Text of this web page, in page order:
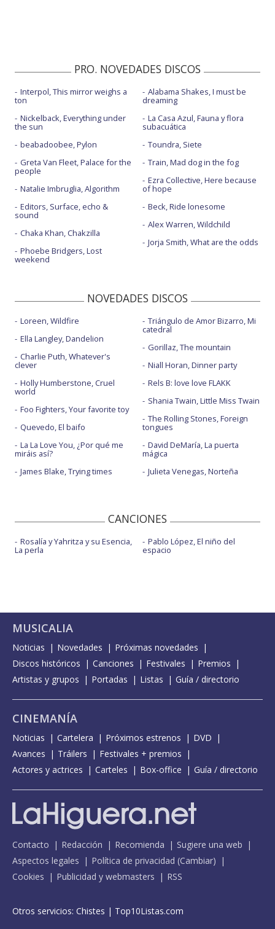
PRO. NOVEDADES DISCOS
Interpol, This mirror weighs a
ton
Nickelback, Everything under
the sun
beabadoobee, Pylon
Greta Van Fleet, Palace for the
people
Natalie Imbruglia, Algorithm
Editors, Surface, echo &
sound
Chaka Khan, Chakzilla
Phoebe Bridgers, Lost
weekend
Alabama Shakes, I must be
dreaming
La Casa Azul, Fauna y flora
subacuática
Toundra, Siete
Train, Mad dog in the fog
Ezra Collective, Here because
of hope
Beck, Ride lonesome
Alex Warren, Wildchild
Jorja Smith, What are the odds
NOVEDADES DISCOS
Loreen, Wildfire
Ella Langley, Dandelion
Charlie Puth, Whatever's
clever
Holly Humberstone, Cruel
world
Foo Fighters, Your favorite toy
Quevedo, El baifo
La La Love You, ¿Por qué me
miráis así?
James Blake, Trying times
Triángulo de Amor Bizarro, Mi
catedral
Gorillaz, The mountain
Niall Horan, Dinner party
Rels B: love love FLAKK
Shania Twain, Little Miss Twain
The Rolling Stones, Foreign
tongues
David DeMaría, La puerta
mágica
Julieta Venegas, Norteña
CANCIONES
Rosalía y Yahritza y su Esencia,
La perla
Pablo López, El niño del
espacio
MUSICALIA
Noticias Novedades
Próximas novedades
Discos históricos
Canciones Festivales
Premios
Artistas y grupos
Portadas Listas Guía / directorio
CINEMANÍA
Noticias Cartelera Próximos estrenos
DVD
Avances
Tráilers
Festivales + premios
Actores y actrices
Carteles Box-office Guía / directorio
Contacto Redacción Recomienda
Sugiere una web
Aspectos legales
Política de privacidad (Cambiar)
Cookies
Publicidad y webmasters RSS
Otros servicios: Chistes | Top10Listas.com